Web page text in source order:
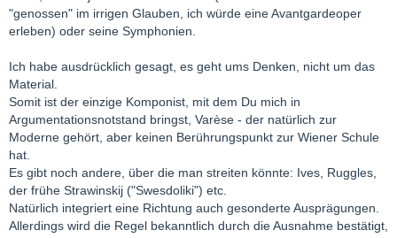
"genossen" im irrigen Glauben, ich würde eine Avantgardeoper
erleben) oder seine Symphonien.
Ich habe ausdrücklich gesagt, es geht ums Denken, nicht um das
Material.
Somit ist der einzige Komponist, mit dem Du mich in
Argumentationsnotstand bringst, Varèse - der natürlich zur
Moderne gehört, aber keinen Berührungspunkt zur Wiener Schule
hat.
Es gibt noch andere, über die man streiten könnte: Ives, Ruggles,
der frühe Strawinskij ("Swesdoliki") etc.
Natürlich integriert eine Richtung auch gesonderte Ausprägungen.
Allerdings wird die Regel bekanntlich durch die Ausnahme bestätigt,